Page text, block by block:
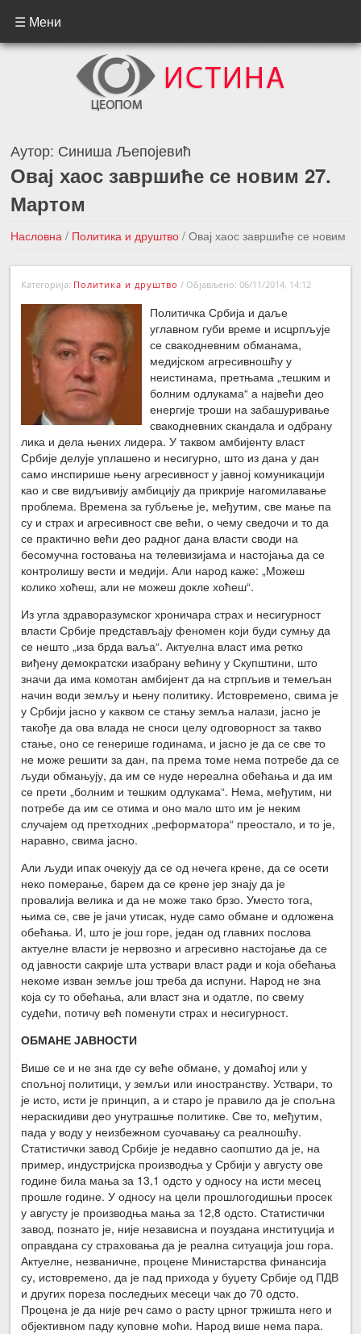
☰ Мени
Аутор: Синиша Љепојевић
Овај хаос завршиће се новим 27.
Мартом
Насловна / Политика и друштво / Овај хаос завршиће се новим
27. Мартом
←Претходна вест
Следећа вест →
Категорија: Политика и друштво / Објављено: 06/11/2014, 14:12
Политичка Србија и даље
углавном губи време и исцрпљује
се свакодневним обманама,
медијском агресивношћу у
неистинама, претњама „тешким и
болним одлукама“ а највећи део
енергије троши на забашуривање
свакодневних скандала и одбрану
лика и дела њених лидера. У таквом амбијенту власт
Србије делује уплашено и несигурно, што из дана у дан
само инспирише њену агресивност у јавној комуникацији
као и све видљивију амбицију да прикрије нагомилавање
проблема. Времена за губљење је, међутим, све мање па
су и страх и агресивност све већи, о чему сведочи и то да
се практично већи део радног дана власти своди на
бесомучна гостовања на телевизијама и настојања да се
контролишу вести и медији. Али народ каже: „Можеш
колико хоћеш, али не можеш докле хоћеш“.
Из угла здраворазумског хроничара страх и несигурност
власти Србије представљају феномен који буди сумњу да
се нешто „иза брда ваља“. Актуелна власт има ретко
виђену демократски изабрану већину у Скупштини, што
значи да има комотан амбијент да на стрпљив и темељан
начин води земљу и њену политику. Истовремено, свима је
у Србији јасно у каквом се стању земља налази, јасно је
такође да ова влада не сноси целу одговорност за такво
стање, оно се генерише годинама, и јасно је да се све то
не може решити за дан, па према томе нема потребе да се
људи обмањују, да им се нуде нереална обећања и да им
се прети „болним и тешким одлукама“. Нема, међутим, ни
потребе да им се отима и оно мало што им је неким
случајем од претходних „реформатора“ преостало, и то је,
наравно, свима јасно.
Али људи ипак очекују да се од нечега крене, да се осети
неко померање, барем да се крене јер знају да је
провалија велика и да не може тако брзо. Уместо тога,
њима се, све је јачи утисак, нуде само обмане и одложена
обећања. И, што је још горе, један од главних послова
актуелне власти је нервозно и агресивно настојање да се
од јавности сакрије шта уствари власт ради и која обећања
некоме изван земље још треба да испуни. Народ не зна
која су то обећања, али власт зна и одатле, по свему
судећи, потичу већ поменути страх и несигурност.
ОБМАНЕ ЈАВНОСТИ
Више се и не зна где су веће обмане, у домаћој или у
спољној политици, у земљи или иностранству. Уствари, то
је исто, исти је принцип, а и старо је правило да је спољна
нераскидиви део унутрашње политике. Све то, међутим,
пада у воду у неизбежном суочавању са реалношћу.
Статистички завод Србије је недавно саопштио да је, на
пример, индустријска производња у Србији у августу ове
године била мања за 13,1 одсто у односу на исти месец
прошле године. У односу на цели прошлогодишњи просек
у августу је производња мања за 12,8 одсто. Статистички
завод, познато је, није независна и поуздана институција и
оправдана су страховања да је реална ситуација још гора.
Актуелне, незваничне, процене Министарства финансија
су, истовремено, да је пад прихода у буџету Србије од ПДВ
и других пореза последњих месеци чак до 70 одсто.
Процена је да није реч само о расту црног тржишта него и
објективном паду куповне моћи. Народ више нема пара.